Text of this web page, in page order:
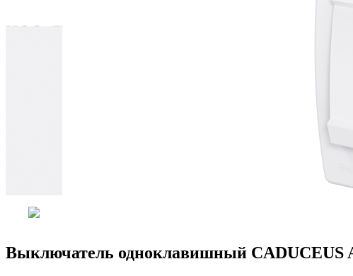
Выключатель одноклавишный CADUCEUS